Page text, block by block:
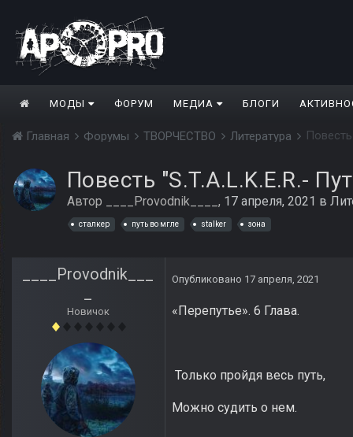
МОДЫ ФОРУМ МЕДИА БЛОГИ
Главная Форумы ТВОРЧЕСТВО Литература Повесть
Повесть "S.T.A.L.K.E.R.-
Автор ____Provodnik____ , 17 апреля, 2021 в
сталкер путь во мгле stalker зона
____Provodnik___
Новичок
Опубликовано 17 апреля, 2021
«Перепутье». 6 Глава.
Только пройдя весь путь,
Можно судить о нем.